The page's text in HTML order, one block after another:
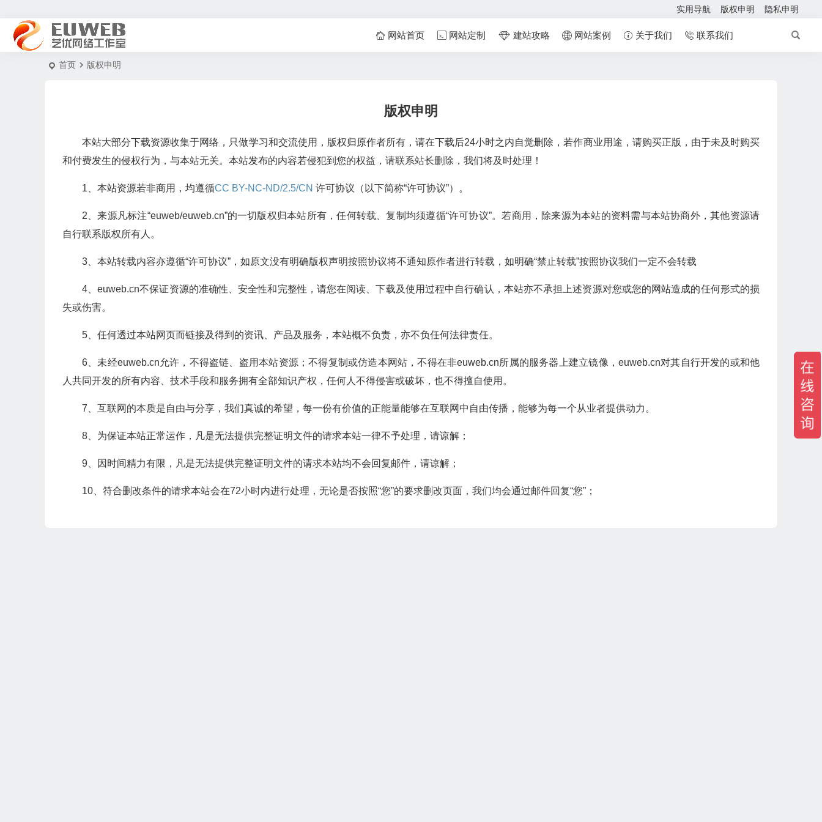
实用导航 版权申明 隐私申明
网站首页 网站定制 建站攻略 网站案例 关于我们 联系我们
首页 版权申明
版权申明
本站大部分下载资源收集于网络，只做学习和交流使用，版权归原作者所有，请在下载后24小时之内自觉删除，若作商业用途，请购买正版，由于未及时购买
和付费发生的侵权行为，与本站无关。本站发布的内容若侵犯到您的权益，请联系站长删除，我们将及时处理！
1、本站资源若非商用，均遵循CC BY-NC-ND/2.5/CN 许可协议（以下简称“许可协议”）。
2、来源凡标注“euweb/euweb.cn”的一切版权归本站所有，任何转载、复制均须遵循“许可协议”。若商用，除来源为本站的资料需与本站协商外，其他资源请
自行联系版权所有人。
3、本站转载内容亦遵循“许可协议”，如原文没有明确版权声明按照协议将不通知原作者进行转载，如明确“禁止转载”按照协议我们一定不会转载
4、euweb.cn不保证资源的准确性、安全性和完整性，请您在阅读、下载及使用过程中自行确认，本站亦不承担上述资源对您或您的网站造成的任何形式的损
失或伤害。
5、任何透过本站网页而链接及得到的资讯、产品及服务，本站概不负责，亦不负任何法律责任。
6、未经euweb.cn允许，不得盗链、盗用本站资源；不得复制或仿造本网站，不得在非euweb.cn所属的服务器上建立镜像，euweb.cn对其自行开发的或和他
人共同开发的所有内容、技术手段和服务拥有全部知识产权，任何人不得侵害或破坏，也不得擅自使用。
7、互联网的本质是自由与分享，我们真诚的希望，每一份有价值的正能量能够在互联网中自由传播，能够为每一个从业者提供动力。
8、为保证本站正常运作，凡是无法提供完整证明文件的请求本站一律不予处理，请谅解；
9、因时间精力有限，凡是无法提供完整证明文件的请求本站均不会回复邮件，请谅解；
10、符合删改条件的请求本站会在72小时内进行处理，无论是否按照“您”的要求删改页面，我们均会通过邮件回复“您”；